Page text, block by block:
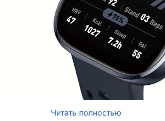
Читать полностью